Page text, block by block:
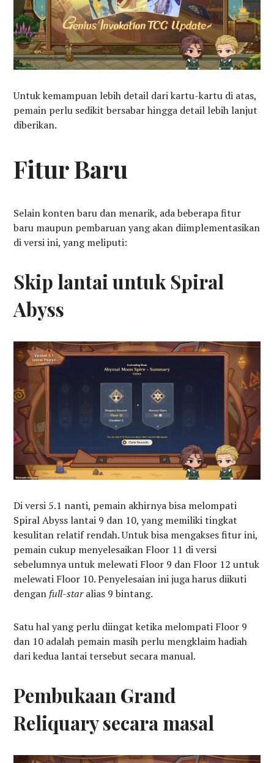
Untuk kemampuan lebih detail dari kartu-kartu di atas,
pemain perlu sedikit bersabar hingga detail lebih lanjut
diberikan.
Fitur Baru
Selain konten baru dan menarik, ada beberapa fitur
baru maupun pembaruan yang akan diimplementasikan
di versi ini, yang meliputi:
Skip lantai untuk Spiral
Abyss
Di versi 5.1 nanti, pemain akhirnya bisa melompati
Spiral Abyss lantai 9 dan 10, yang memiliki tingkat
kesulitan relatif rendah. Untuk bisa mengakses fitur ini,
pemain cukup menyelesaikan Floor 11 di versi
sebelumnya untuk melewati Floor 9 dan Floor 12 untuk
melewati Floor 10. Penyelesaian ini juga harus diikuti
denganfull-staralias 9 bintang.
Satu hal yang perlu diingat ketika melompati Floor 9
dan 10 adalah pemain masih perlu mengklaim hadiah
dari kedua lantai tersebut secara manual.
Pembukaan Grand
Reliquary secara masal